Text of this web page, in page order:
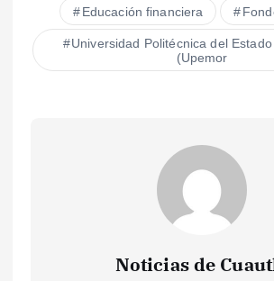
Educación financiera
Universidad Politécnica del
(Upemor
Noticias de